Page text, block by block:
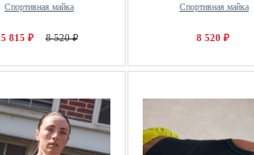
Спортивная майка
5 815 ₽ 8 520 ₽
Спортивная майка
8 520 ₽